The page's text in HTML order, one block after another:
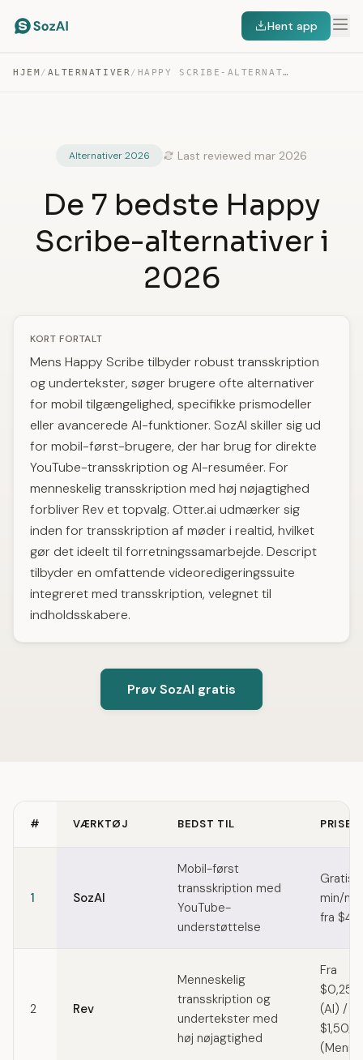
Hent app
HJEM / ALTERNATIVER / HAPPY SCRIBE-ALTERNATIVER
Alternativer 2026 Last reviewed mar 2026
De 7 bedste Happy
Scribe-alternativer i
2026
KORT FORTALT
Mens Happy Scribe tilbyder robust transskription
og undertekster, søger brugere ofte alternativer
for mobil tilgængelighed, specifikke prismodeller
eller avancerede AI-funktioner. SozAI skiller sig ud
for mobil-først-brugere, der har brug for direkte
YouTube-transskription og AI-resuméer. For
menneskelig transskription med høj nøjagtighed
forbliver Rev et topvalg. Otter.ai udmærker sig
inden for transskription af møder i realtid, hvilket
gør det ideelt til forretningssamarbejde. Descript
tilbyder en omfattende videoredigeringssuite
integreret med transskription, velegnet til
indholdsskabere.
Prøv SozAI gratis
# VÆRKTØJ BEDST TIL PRISER
1 SozAI
Mobil-først
transskription med
YouTube-
understøttelse
Gratis
min/
fra
2 Rev
Menneskelig
transskription og
undertekster med
høj nøjagtighed
Fra
$0,25/
(AI) /
$1,50/